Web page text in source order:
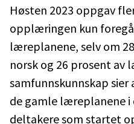
Høsten 2023 oppgav
opplæringen kun
læreplanene, selv om
norsk og 26 prosent av
samfunnskunnskap
de gamle læreplanene
deltakere som startet